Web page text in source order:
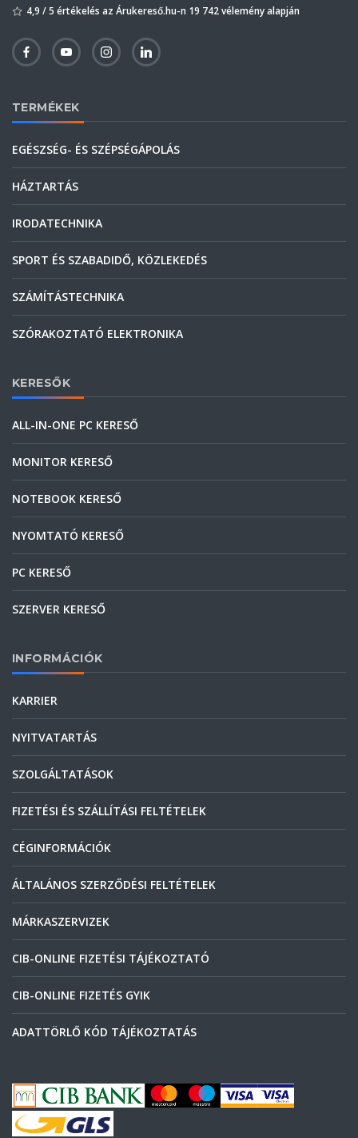
4,9 / 5 értékelés az Árukereső.hu-n 19 742 vélemény alapján
TERMÉKEK
EGÉSZSÉG- ÉS SZÉPSÉGÁPOLÁS
HÁZTARTÁS
IRODATECHNIKA
SPORT ÉS SZABADIDŐ, KÖZLEKEDÉS
SZÁMÍTÁSTECHNIKA
SZÓRAKOZTATÓ ELEKTRONIKA
KERESŐK
ALL-IN-ONE PC KERESŐ
MONITOR KERESŐ
NOTEBOOK KERESŐ
NYOMTATÓ KERESŐ
PC KERESŐ
SZERVER KERESŐ
INFORMÁCIÓK
KARRIER
NYITVATARTÁS
SZOLGÁLTATÁSOK
FIZETÉSI ÉS SZÁLLÍTÁSI FELTÉTELEK
CÉGINFORMÁCIÓK
ÁLTALÁNOS SZERZŐDÉSI FELTÉTELEK
MÁRKASZERVIZEK
CIB-ONLINE FIZETÉSI TÁJÉKOZTATÓ
CIB-ONLINE FIZETÉS GYIK
ADATTÖRLŐ KÓD TÁJÉKOZTATÁS